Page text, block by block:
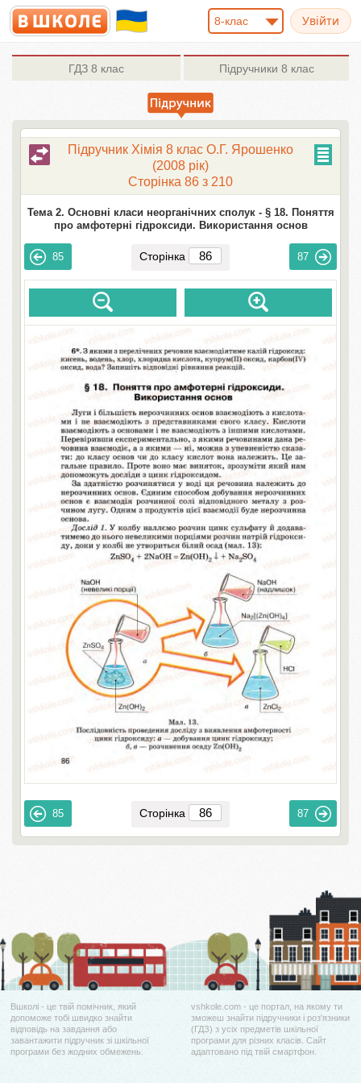
8-клас
ГДЗ 8 клас Підручники 8 клас
Підручник Хімія 8 клас О.Г. Ярошенко
(2008 рік)
Сторінка 86 з 210
Тема 2. Основні класи неорганічних сполук - § 18. Поняття
про амфотерні гідроксиди. Використання основ
85 Сторінка 87
85 Сторінка 87
Вшколі - це твій помічник, який
допоможе тобі швидко знайти
відповідь на завдання або
завантажити підручник зі шкільної
програми без жодних обмежень.
vshkole.com - це портал, на якому ти
зможеш знайти підручники і роз'язники
(ГДЗ) з усіх предметів шкільної
програми для різних класів. Сайт
адаптовано під твій смартфон.